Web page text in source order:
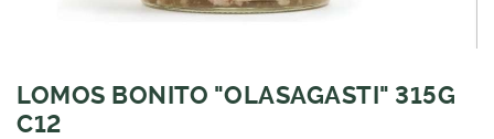
LOMOS BONITO "OLASAGASTI" 315G
C12